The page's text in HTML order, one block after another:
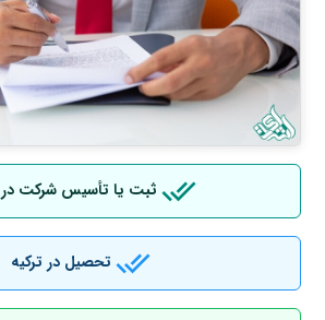
ثبت یا تأسیس شرکت در
تحصیل در ترکیه